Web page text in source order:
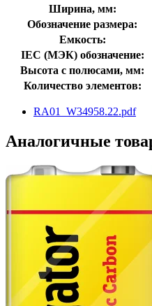
Ширина, мм:
Обозначение размера:
Емкость:
IEC (МЭК) обозначение:
Высота с полюсами, мм:
Количество элементов:
RA01_W34958.22.pdf
Аналогичные